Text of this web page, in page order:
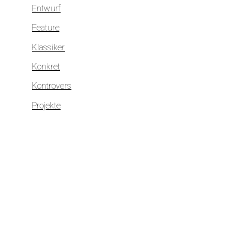
Entwurf
Feature
Klassiker
Konkret
Kontrovers
Projekte